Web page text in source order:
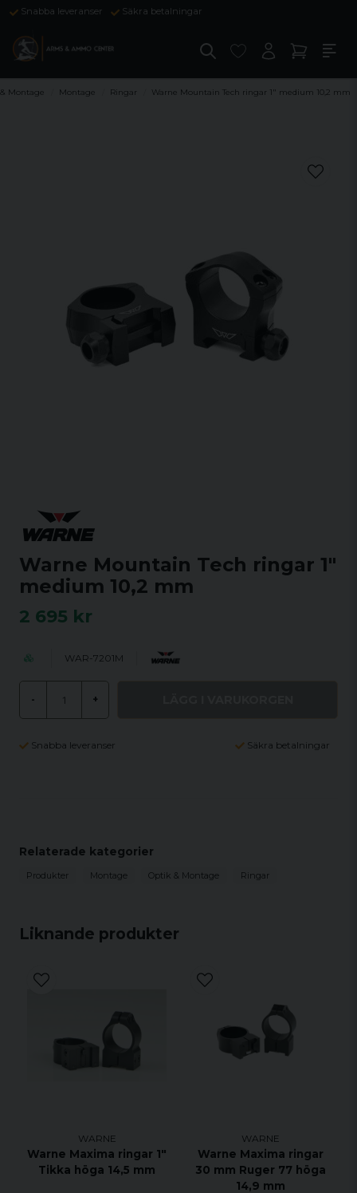
Snabba leveranser Säkra betalningar
Montage Montage Ringar Warne Mountain Tech ringar 1" medium 10,2 mm
Warne Mountain Tech ringar 1"
medium 10,2 mm
2 695 kr
WAR-7201M
- +
Snabba leveranser Säkra betalningar
Liknande produkter
WARNE
Warne Maxima ringar 1"
Tikka höga 14,5 mm
WARNE
Warne Maxima ringar
30 mm Ruger 77 höga
14,9 mm
Relaterade kategorier
Produkter Montage Optik & Montage Ringar